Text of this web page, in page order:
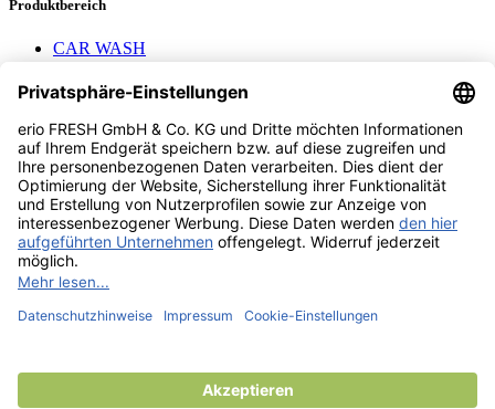
Produktbereich
CAR WASH
AEROTEC
Nayax Cashless
Pay with Me
Contact us
erio FRESH GmbH & Co. KG
Stader Landstr. 7
28719 Bremen
+49 (0) 421 169 817 80